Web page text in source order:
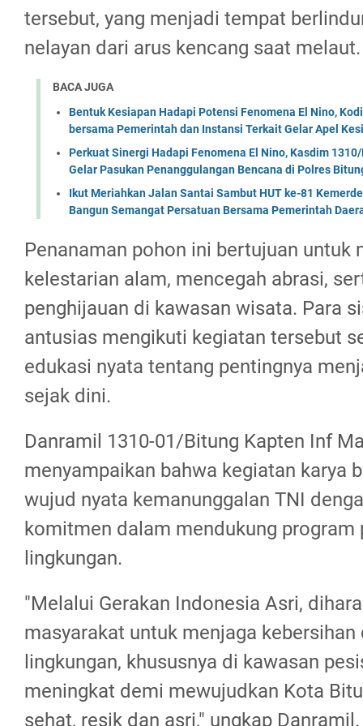
tersebut, yang menjadi tempat
nelayan dari arus kencang saat melaut.
BACA JUGA
Bentuk Kesiapan Hadapi Potensi Fenomena El Nino,
bersama Pemerintah dan Instansi Terkait Gelar Apel
Perkuat Sinergi Hadapi Fenomena El Nino, Kasdim
Gelar Pasukan Penanggulangan Bencana di Polres
Ikut Meriahkan Jalan Santai Sambut HUT ke-81
Bangun Semangat Persatuan Bersama Pemerintah
Penanaman pohon ini bertujuan untuk
kelestarian alam, mencegah abrasi,
penghijauan di kawasan wisata. Para
antusias mengikuti kegiatan tersebut
edukasi nyata tentang pentingnya
sejak dini.
Danramil 1310-01/Bitung Kapten Inf
menyampaikan bahwa kegiatan karya
wujud nyata kemanunggalan TNI
komitmen dalam mendukung program
lingkungan.
"Melalui Gerakan Indonesia Asri,
masyarakat untuk menjaga kebersihan
lingkungan, khususnya di kawasan
meningkat demi mewujudkan Kota
sehat, resik dan asri," ungkap Danramil.